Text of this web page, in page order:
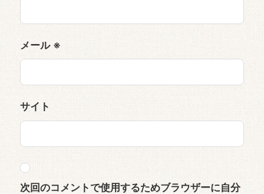
メール ※
サイト
次回のコメントで使用するためブラウザーに自分